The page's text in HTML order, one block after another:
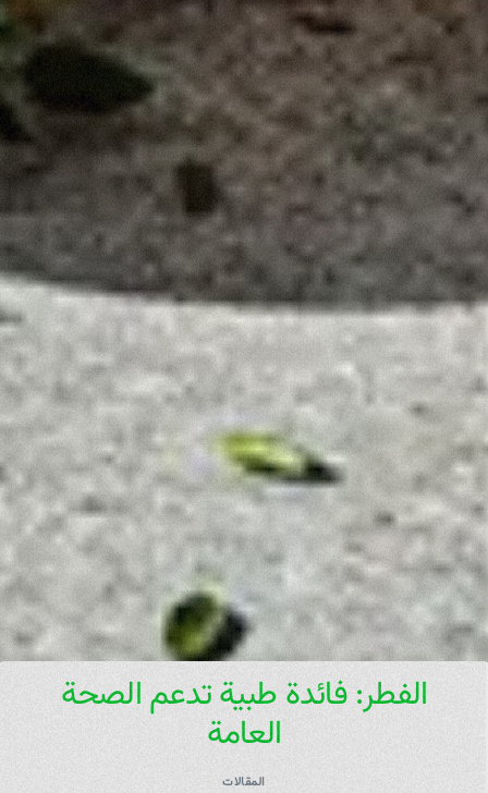
الفطر: فائدة طبية تدعم الصحة
العامة
المقالات